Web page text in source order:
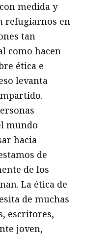
medida y
refugiarnos en
tan
como hacen
ética e
levanta
mundo
hacia
de
de los
La ética de
de muchas
escritores,
joven,